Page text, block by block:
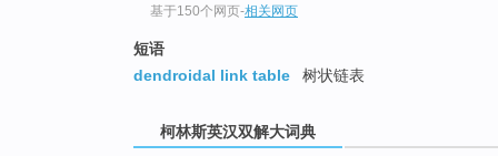
基于150个网页-相关网页
短语
dendroidal link table
树状链表
柯林斯英汉双解大词典